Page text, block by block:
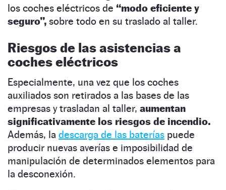
los coches eléctricos de “modo eficiente y
seguro”, sobre todo en su traslado al taller.
Riesgos de las asistencias a
coches eléctricos
Especialmente, una vez que los coches
auxiliados son retirados a las bases de las
empresas y trasladan al taller, aumentan
significativamente los riesgos de incendio.
Además, la descarga de las baterías puede
producir nuevas averías e imposibilidad de
manipulación de determinados elementos para
la desconexión.